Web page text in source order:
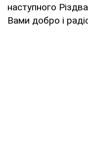
наступного
Вами добро і